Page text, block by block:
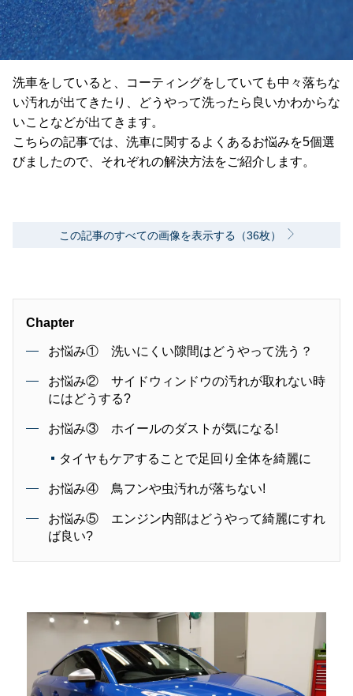
洗車をしていると、コーティングをしていても中々落ちな
い汚れが出てきたり、どうやって洗ったら良いかわからな
いことなどが出てきます。
こちらの記事では、洗車に関するよくあるお悩みを5個選
びましたので、それぞれの解決方法をご紹介します。
この記事のすべての画像を表示する（36枚）
Chapter
お悩み① 洗いにくい隙間はどうやって洗う？
お悩み② サイドウィンドウの汚れが取れない時
にはどうする?
お悩み③ ホイールのダストが気になる!
タイヤもケアすることで足回り全体を綺麗に
お悩み④ 鳥フンや虫汚れが落ちない!
お悩み⑤ エンジン内部はどうやって綺麗にすれ
ば良い?